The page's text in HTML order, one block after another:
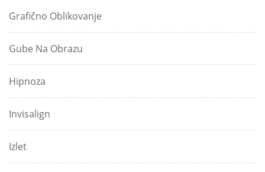
Grafično Oblikovanje
Gube Na Obrazu
Hipnoza
Invisalign
Izlet